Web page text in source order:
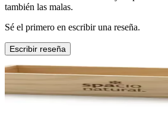
también las malas.
Sé el primero en escribir una reseña.
Escribir reseña